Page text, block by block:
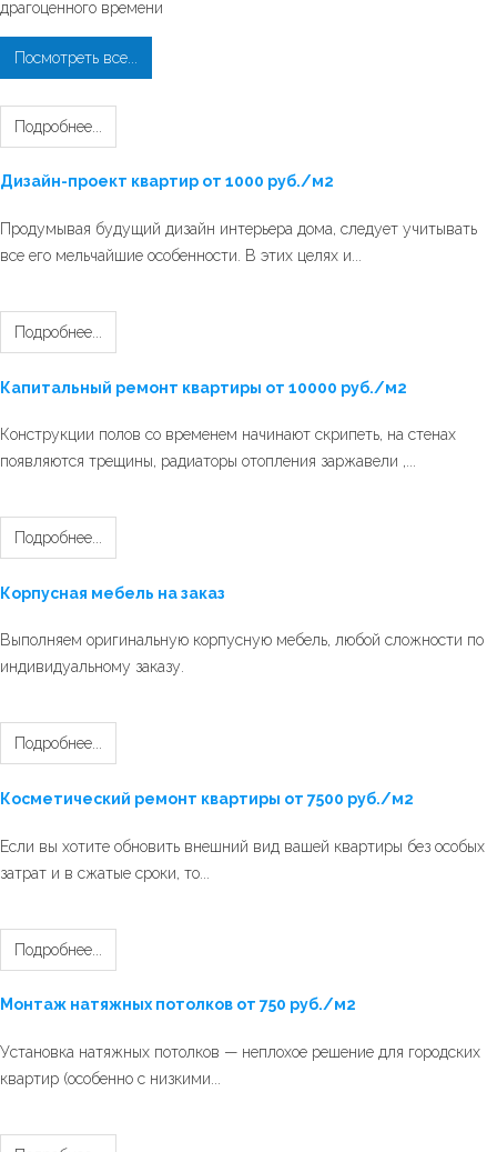
драгоценного времени
Посмотреть все...
Подробнее...
Дизайн-проект квартир от 1000 руб./м2
Продумывая будущий дизайн интерьера дома, следует учитывать
все его мельчайшие особенности. В этих целях и...
Подробнее...
Капитальный ремонт квартиры от 10000 руб./м2
Конструкции полов со временем начинают скрипеть, на стенах
появляются трещины, радиаторы отопления заржавели ,...
Подробнее...
Корпусная мебель на заказ
Выполняем оригинальную корпусную мебель, любой сложности по
индивидуальному заказу.
Подробнее...
Косметический ремонт квартиры от 7500 руб./м2
Если вы хотите обновить внешний вид вашей квартиры без особых
затрат и в сжатые сроки, то...
Подробнее...
Монтаж натяжных потолков от 750 руб./м2
Установка натяжных потолков — неплохое решение для городских
квартир (особенно с низкими...